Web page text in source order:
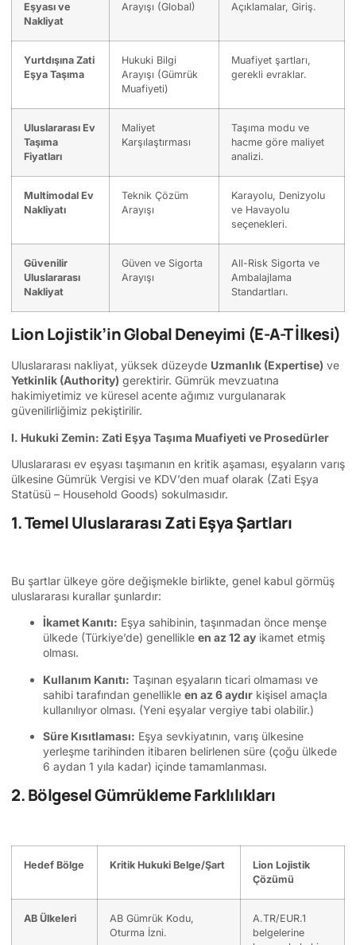
Eşyası ve
Nakliyat
Arayışı (Global)
Açıklamalar, Giriş.
Yurtdışına Zati
Eşya Taşıma
Hukuki Bilgi
Arayışı (Gümrük
Muafiyeti)
Muafiyet şartları,
gerekli evraklar.
Uluslararası Ev
Taşıma
Fiyatları
Maliyet
Karşılaştırması
Taşıma modu ve
hacme göre maliyet
analizi.
Multimodal Ev
Nakliyatı
Teknik Çözüm
Arayışı
Karayolu, Denizyolu
ve Havayolu
seçenekleri.
Güvenilir
Uluslararası
Nakliyat
Güven ve Sigorta
Arayışı
All-Risk Sigorta ve
Ambalajlama
Standartları.
Lion Lojistik’in Global Deneyimi (E-A-T İlkesi)
Uluslararası nakliyat, yüksek düzeyde Uzmanlık (Expertise) ve
Yetkinlik (Authority) gerektirir. Gümrük mevzuatına
hakimiyetimiz ve küresel acente ağımız vurgulanarak
güvenilirliğimiz pekiştirilir.
I. Hukuki Zemin: Zati Eşya Taşıma Muafiyeti ve Prosedürler
Uluslararası ev eşyası taşımanın en kritik aşaması, eşyaların varış
ülkesine Gümrük Vergisi ve KDV’den muaf olarak (Zati Eşya
Statüsü – Household Goods) sokulmasıdır.
1. Temel Uluslararası Zati Eşya Şartları
Bu şartlar ülkeye göre değişmekle birlikte, genel kabul görmüş
uluslararası kurallar şunlardır:
İkamet Kanıtı: Eşya sahibinin, taşınmadan önce menşe
ülkede (Türkiye’de) genellikle en az 12 ay ikamet etmiş
olması.
Kullanım Kanıtı: Taşınan eşyaların ticari olmaması ve
sahibi tarafından genellikle en az 6 aydır kişisel amaçla
kullanılıyor olması. (Yeni eşyalar vergiye tabi olabilir.)
Süre Kısıtlaması: Eşya sevkiyatının, varış ülkesine
yerleşme tarihinden itibaren belirlenen süre (çoğu ülkede
6 aydan 1 yıla kadar) içinde tamamlanması.
2. Bölgesel Gümrükleme Farklılıkları
Hedef Bölge Kritik Hukuki Belge/Şart
Lion Lojistik
Çözümü
AB Ülkeleri
AB Gümrük Kodu,
Oturma İzni.
A.TR/EUR.1
belgelerine